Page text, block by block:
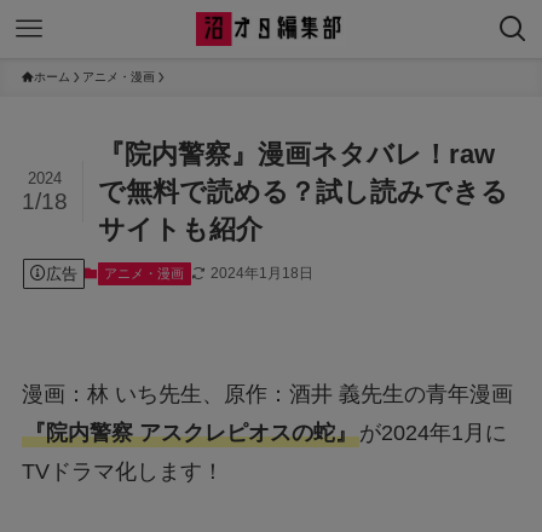
ホーム アニメ・漫画
『院内警察』漫画ネタバレ！raw
で無料で読める？試し読みできる
サイトも紹介
2024
1/18
広告 アニメ・漫画 2024年1月18日
漫画：林 いち先生、原作：酒井 義先生の青年漫画
『院内警察 アスクレピオスの蛇』が2024年1月に
TVドラマ化します！